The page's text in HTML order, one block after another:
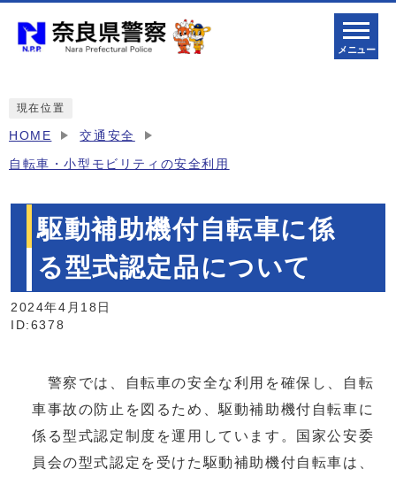
メニュー
現在位置
HOME 交通安全
自転車・小型モビリティの安全利用
駆動補助機付自転車に係
る型式認定品について
2024年4月18日
ID:6378
警察では、自転車の安全な利用を確保し、自転
車事故の防止を図るため、駆動補助機付自転車に
係る型式認定制度を運用しています。国家公安委
員会の型式認定を受けた駆動補助機付自転車は、